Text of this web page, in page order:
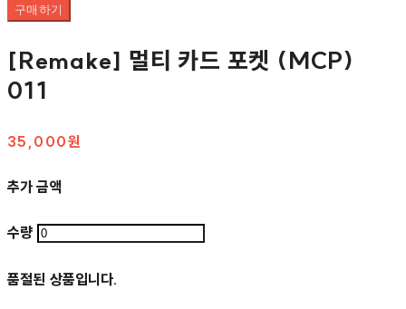
구매하기
[Remake] 멀티 카드 포켓 (MCP)
011
35,000원
추가 금액
수량
품절된 상품입니다.